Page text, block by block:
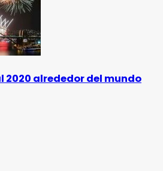
2020 alrededor del mundo